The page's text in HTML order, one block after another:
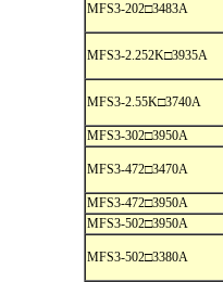
MFS3-202□3483A
MFS3-2.252K□3935A
MFS3-2.55K□3740A
MFS3-302□3950A
MFS3-472□3470A
MFS3-472□3950A
MFS3-502□3950A
MFS3-502□3380A